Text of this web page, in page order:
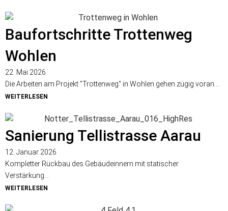
Baufortschritte Trottenweg
Wohlen
22. Mai 2026
Die Arbeiten am Projekt "Trottenweg" in Wohlen gehen zügig voran....
WEITERLESEN
Sanierung Tellistrasse Aarau
12. Januar 2026
Kompletter Rückbau des Gebäudeinnern mit statischer
Verstärkung...
WEITERLESEN